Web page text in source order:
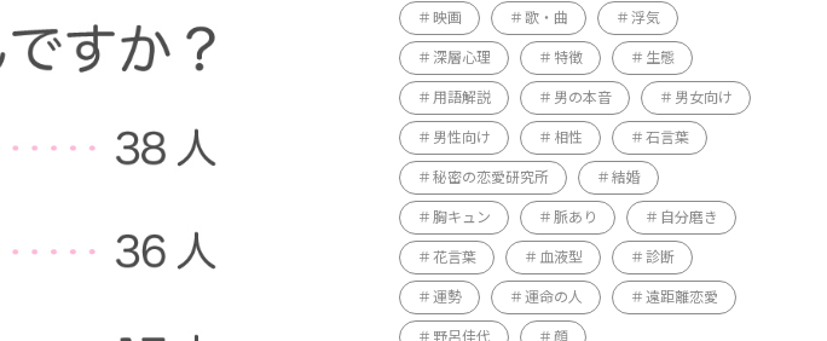
映画 歌・曲 浮気
深層心理 特徴 生態
用語解説 男の本音 男女向け
男性向け 相性 石言葉
秘密の恋愛研究所 結婚
胸キュン 脈あり 自分磨き
花言葉 血液型 診断
運勢 運命の人 遠距離恋愛
野呂佳代 顔